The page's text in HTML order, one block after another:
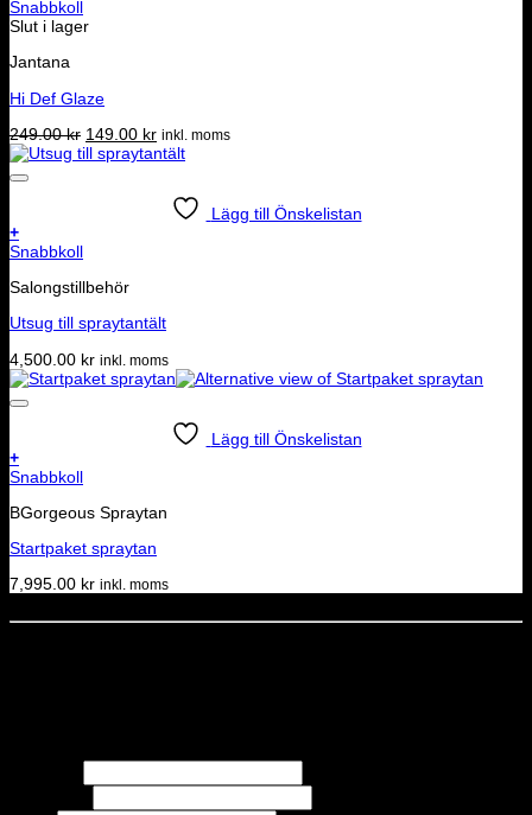
Snabbkoll
Slut i lager
Jantana
Hi Def Glaze
249.00kr Det
ursprungliga
149.00 krDet
nuvarande
149.00 kr.
inkl. moms
Lägg till Önskelistan
+
Snabbkoll
Salongstillbehör
Utsug till spraytantält
4,500.00 kr inkl. moms
Lägg till Önskelistan
+
Snabbkoll
BGorgeous Spraytan
Startpaket spraytan
7,995.00 kr inkl. moms